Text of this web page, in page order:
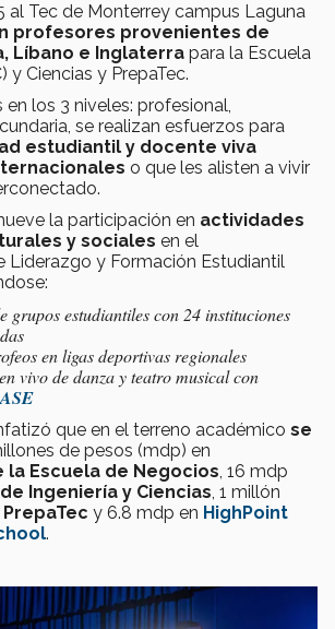
al Tec de Monterrey campus Laguna
profesores provenientes de
Líbano e Inglaterra para la Escuela
y Ciencias y PrepaTec.
los 3 niveles: profesional,
se realizan esfuerzos para
estudiantil y docente viva
o que les alisten a vivir
la participación en actividades
y sociales en el
Liderazgo y Formación Estudiantil
grupos estudiantiles con 24 instituciones
en ligas deportivas regionales
vivo de danza y teatro musical con
que en el terreno académico se
de pesos (mdp) en
Escuela de Negocios, 16 mdp
Ingeniería y Ciencias, 1 millón
PrepaTec y 6.8 mdp en HighPoint
.